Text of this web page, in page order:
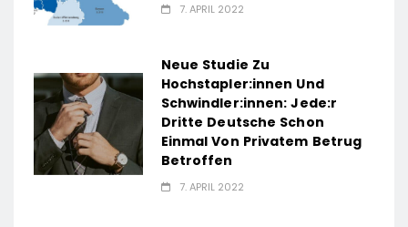
7. APRIL 2022
Neue Studie Zu
Hochstapler:innen Und
Schwindler:innen: Jede:r
Dritte Deutsche Schon
Einmal Von Privatem Betrug
Betroffen
7. APRIL 2022